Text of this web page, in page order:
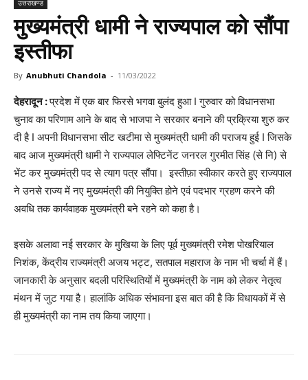
उत्तराखण्ड
मुख्यमंत्री धामी ने राज्यपाल को सौंपा
इस्तीफा
By Anubhuti Chandola - 11/03/2022
देहरादून :प्रदेश में एक बार फिरसे भगवा बुलंद हुआ I गुरुवार को विधानसभा
चुनाव का परिणाम आने के बाद से भाजपा ने सरकार बनाने की प्रक्रिया शुरु कर
दी है I अपनी विधानसभा सीट खटीमा से मुख्यमंत्री धामी की पराजय हुई I जिसके
बाद आज मुख्यमंत्री धामी ने राज्यपाल लेफ्टिनेंट जनरल गुरमीत सिंह (से नि) से
भेंट कर मुख्यमंत्री पद से त्याग पत्र सौंपा। इस्तीफ़ा स्वीकार करते हुए राज्यपाल
ने उनसे राज्य में नए मुख्यमंत्री की नियुक्ति होने एवं पदभार ग्रहण करने की
अवधि तक कार्यवाहक मुख्यमंत्री बने रहने को कहा है।
इसके अलावा नई सरकार के मुखिया के लिए पूर्व मुख्यमंत्री रमेश पोखरियाल
निशंक, केंद्रीय राज्यमंत्री अजय भट्ट, सतपाल महाराज के नाम भी चर्चा में हैं।
जानकारी के अनुसार बदली परिस्थितियों में मुख्यमंत्री के नाम को लेकर नेतृत्व
मंथन में जुट गया है। हालांकि अधिक संभावना इस बात की है कि विधायकों में से
ही मुख्यमंत्री का नाम तय किया जाएगा।